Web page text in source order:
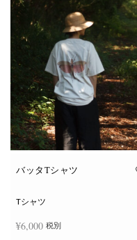
に
は
複
数
の
バ
リ
エ
ー
シ
ョ
ま
バッタTシャツ
Tシャツ
¥6,000 税別